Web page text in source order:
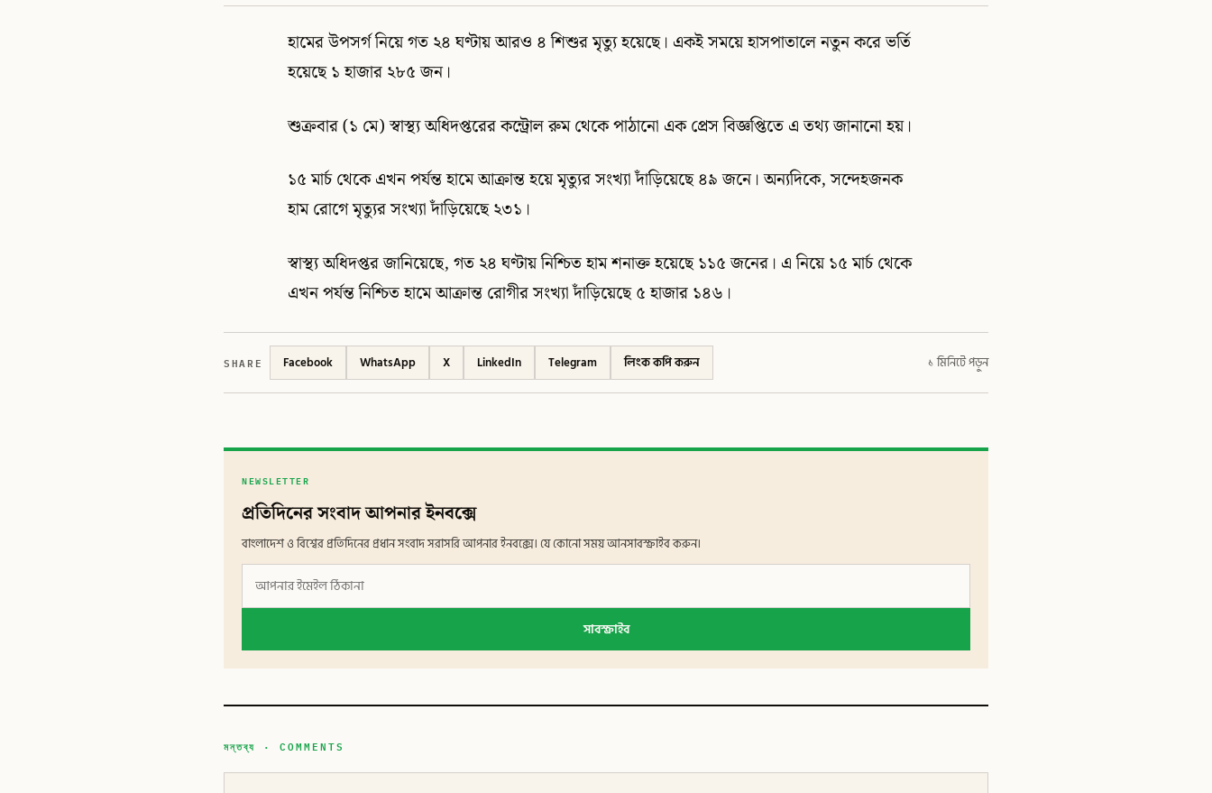
হামের উপসর্গ নিয়ে গত ২৪ ঘণ্টায় আরও ৪ শিশুর মৃত্যু হয়েছে। একই সময়ে হাসপাতালে নতুন করে ভর্তি
হয়েছে ১ হাজার ২৮৫ জন।
শুক্রবার (১ মে) স্বাস্থ্য অধিদপ্তরের কন্ট্রোল রুম থেকে পাঠানো এক প্রেস বিজ্ঞপ্তিতে এ তথ্য জানানো হয়।
১৫ মার্চ থেকে এখন পর্যন্ত হামে আক্রান্ত হয়ে মৃত্যুর সংখ্যা দাঁড়িয়েছে ৪৯ জনে। অন্যদিকে, সন্দেহজনক
হাম রোগে মৃত্যুর সংখ্যা দাঁড়িয়েছে ২৩১।
স্বাস্থ্য অধিদপ্তর জানিয়েছে, গত ২৪ ঘণ্টায় নিশ্চিত হাম শনাক্ত হয়েছে ১১৫ জনের। এ নিয়ে ১৫ মার্চ থেকে
এখন পর্যন্ত নিশ্চিত হামে আক্রান্ত রোগীর সংখ্যা দাঁড়িয়েছে ৫ হাজার ১৪৬।
SHARE Facebook WhatsApp X LinkedIn Telegram লিংক কপি করুন ১ মিনিটে পড়ুন
NEWSLETTER
প্রতিদিনের সংবাদ আপনার ইনবক্সে
বাংলাদেশ ও বিশ্বের প্রতিদিনের প্রধান সংবাদ সরাসরি আপনার ইনবক্সে। যে কোনো সময় আনসাবস্ক্রাইব করুন।
সাবস্ক্রাইব
মন্তব্য · COMMENTS